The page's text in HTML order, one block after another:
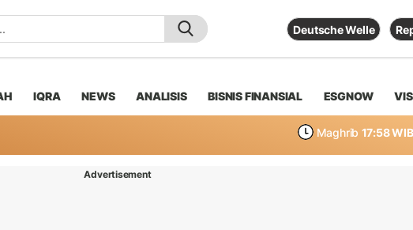
Deutsche Welle
IQRA NEWS ANALISIS BISNIS FINANSIAL ESGNOW
Maghrib 17:58 WIB
Advertisement